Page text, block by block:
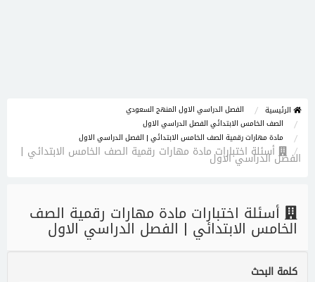
الرئيسية
الفصل الدراسي الاول المنهج السعودي
الصف الخامس الابتدائي الفصل الدراسي الاول
مادة مهارات رقمية الصف الخامس الابتدائي | الفصل الدراسي الاول
أسئلة اختبارات مادة مهارات رقمية الصف الخامس الابتدائي |
الفصل الدراسي الاول
أسئلة اختبارات مادة مهارات رقمية الصف
الخامس الابتدائي | الفصل الدراسي الاول
كلمة البحث